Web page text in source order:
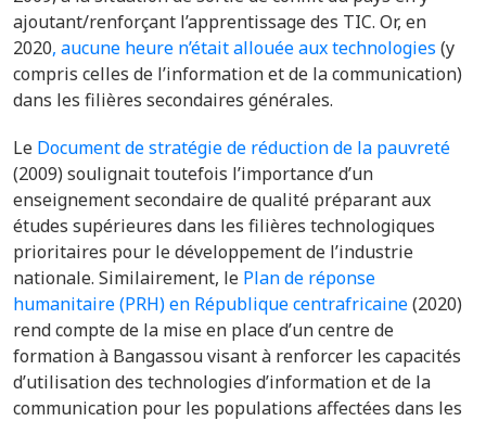
ajoutant/renforçant l’apprentissage des TIC. Or, en
2020, aucune heure n’était allouée aux technologies (y
compris celles de l’information et de la communication)
dans les filières secondaires générales.
Le Document de stratégie de réduction de la pauvreté
(2009) soulignait toutefois l’importance d’un
enseignement secondaire de qualité préparant aux
études supérieures dans les filières technologiques
prioritaires pour le développement de l’industrie
nationale. Similairement, le Plan de réponse
humanitaire (PRH) en République centrafricaine(2020)
rend compte de la mise en place d’un centre de
formation à Bangassou visant à renforcer les capacités
d’utilisation des technologies d’information et de la
communication pour les populations affectées dans les